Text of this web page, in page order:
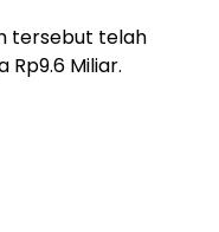
tersebut telah
Miliar.